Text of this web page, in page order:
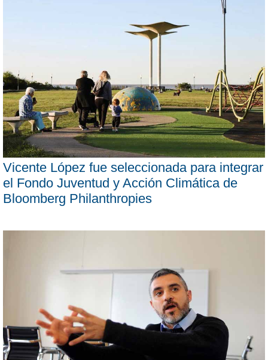
Vicente López fue seleccionada para integrar
el Fondo Juventud y Acción Climática de
Bloomberg Philanthropies